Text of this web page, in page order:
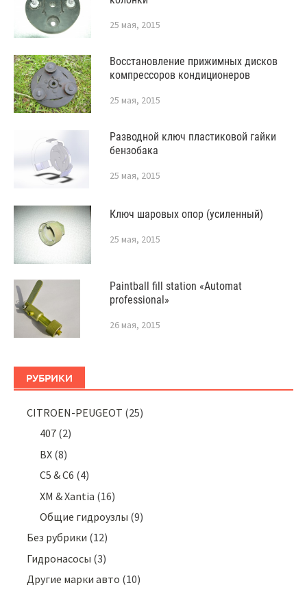
25 мая, 2015
Восстановление прижимных дисков
компрессоров кондиционеров
25 мая, 2015
Разводной ключ пластиковой гайки
бензобака
25 мая, 2015
Ключ шаровых опор (усиленный)
25 мая, 2015
Paintball fill station «Automat
professional»
26 мая, 2015
РУБРИКИ
CITROEN-PEUGEOT (25)
407 (2)
BX (8)
C5 & C6 (4)
XM & Xantia (16)
Общие гидроузлы (9)
Без рубрики (12)
Гидронасосы (3)
Другие марки авто (10)